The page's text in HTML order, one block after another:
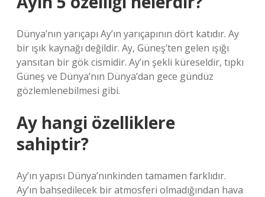
Dünya’nın yarıçapı Ay’ın yarıçapının dört katıdır. Ay
bir ışık kaynağı değildir. Ay, Güneş’ten gelen ışığı
yansıtan bir gök cismidir. Ay’ın şekli küreseldir, tıpkı
Güneş ve Dünya’nın Dünya’dan gece gündüz
gözlemlenebilmesi gibi.
Ay hangi özelliklere
sahiptir?
Ay’ın yapısı Dünya’nınkinden tamamen farklıdır.
Ay’ın bahsedilecek bir atmosferi olmadığından hava